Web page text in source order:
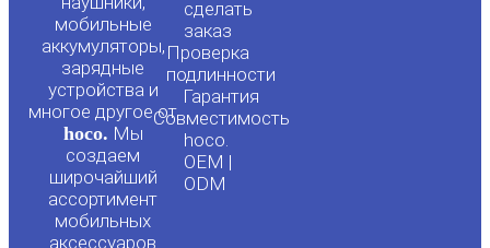
мобильные
аккумуляторы,
зарядные
устройства и
многое другое от
hoco. Мы
создаем
широчайший
ассортимент
мобильных
аксессуаров
сделать
заказ
Проверка
подлинности
Гарантия
Совместимость
hoco.
OEM |
ODM